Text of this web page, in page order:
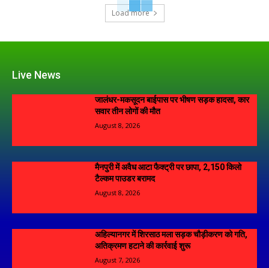
Load more
Live News
जालंधर-मकसूदन बाईपास पर भीषण सड़क हादसा, कार
सवार तीन लोगों की मौत
August 8, 2026
मैनपुरी में अवैध आटा फैक्ट्री पर छापा, 2,150 किलो
टैल्कम पाउडर बरामद
August 8, 2026
अहिल्यानगर में शिरसाठ मला सड़क चौड़ीकरण को गति,
अतिक्रमण हटाने की कार्रवाई शुरू
August 7, 2026